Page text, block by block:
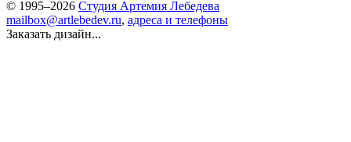
© 1995–2026 Студия Артемия Лебедева
mailbox@artlebedev.ru, адреса и телефоны
Заказать дизайн...